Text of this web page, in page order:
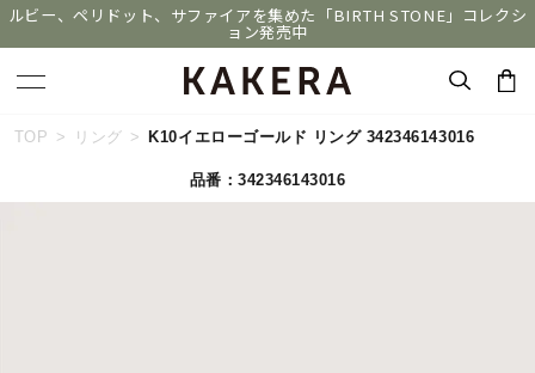
ルビー、ペリドット、サファイアを集めた「BIRTH STONE」コレクシ
ョン発売中
キーワードで検索する
TOP リング K10イエローゴールド リング 342346143016
品番：342346143016